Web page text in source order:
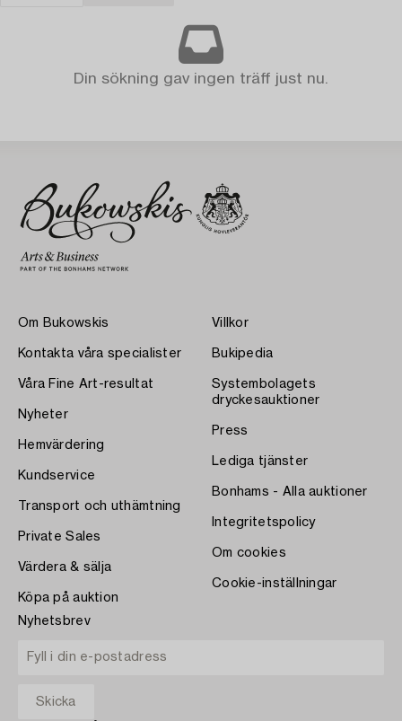
Din sökning gav ingen träff just nu.
Om Bukowskis
Kontakta våra specialister
Våra Fine Art-resultat
Nyheter
Hemvärdering
Kundservice
Transport och uthämtning
Private Sales
Värdera & sälja
Köpa på auktion
Villkor
Bukipedia
Systembolagets
dryckesauktioner
Press
Lediga tjänster
Bonhams - Alla auktioner
Integritetspolicy
Om cookies
Cookie-inställningar
Nyhetsbrev